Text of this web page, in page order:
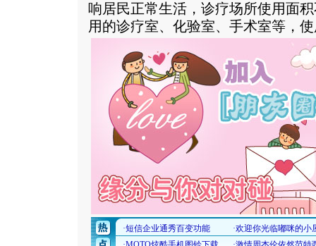
响居民正常生活，诊疗场所使用面
用的诊疗室、化验室、手术室等，